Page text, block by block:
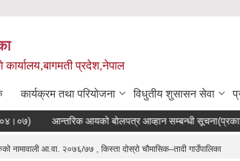
कार्यालय,बागमती प्रदेश,नेपाल
कार्यक्रम तथा परियोजना विधुतीय शुसासन सेवा
आन्तरिक आयको बोलपत्र आव्हान सम्बन्धी
नामावाली आ.वा. २०७६/७७ , किस्ता दोस्रो चौमासिक–तादी गाउँपालिका